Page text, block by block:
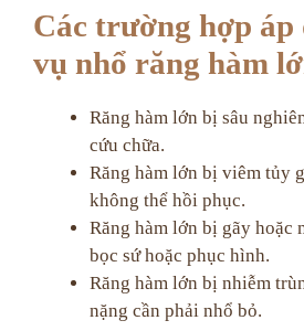
Các trường hợp áp
vụ nhổ răng hàm
Răng hàm lớn bị sâu
cứu chữa.
Răng hàm lớn bị viêm tủy
không thể hồi phục.
Răng hàm lớn bị gãy hoặc
bọc sứ hoặc phục hình.
Răng hàm lớn bị nhiễm
nặng cần phải nhổ bỏ.